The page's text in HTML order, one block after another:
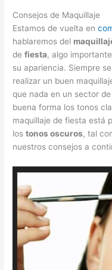
Consejos de Maquillaje
Estamos de vuelta en
hablaremos del
defiesta, algo
su apariencia. Siempre
realizar un buen
que nada en un sector
buena forma los tonos
maquillaje de fiesta está
lostonos oscuros, tal
nuestros consejos a